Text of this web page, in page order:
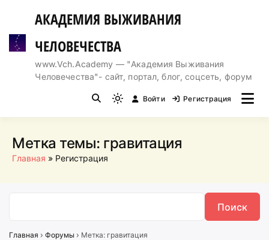
содержимому
АКАДЕМИЯ ВЫЖИВАНИЯ
ЧЕЛОВЕЧЕСТВА
www.Vch.Academy — "Академия Выживания
Человечества"- сайт, портал, блог, соцсеть, форум
Light
mode
to
Войти Регистрация
Метка темы: гравитация
Главная Регистрация
Главная › Форумы › Метка: гравитация